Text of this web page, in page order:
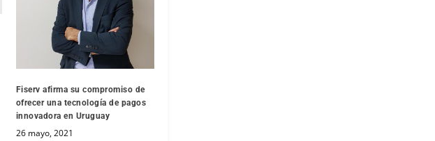
Fiserv afirma su compromiso de
ofrecer una tecnología de pagos
innovadora en Uruguay
26 mayo, 2021